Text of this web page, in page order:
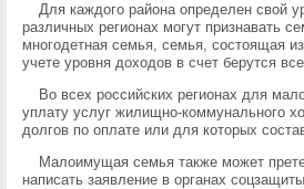
Для каждого района определен свой
различных регионах могут признавать
многодетная семья, семья, состоящая
учете уровня доходов в счет берутся
Во всех российских регионах для
уплату услуг жилищно-коммунального
долгов по оплате или для которых
Малоимущая семья также может
написать заявление в органах